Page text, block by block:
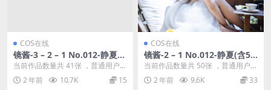
纺写真 [20P] No.002-不知梦
制服 [38P] No.001-不知梦 日
常 [86P]
集 [88P] No.006-生活1 [14P]
No.005-恋爱视频 [2V]
COS在线
镜酱-3 – 2 – 1 No.012-静夏
(含5套) [225P] No.011-2B白
色婚纱 [13P] No.010-龙娘 [9
P] No.009-玛修 [9P] – 制服
当前作品数量共 41张 ，普通用户免
费查看前三张；会员全站免费看：
解锁会员权限镜...
2 年前 10.7K 15
COS在线
镜酱-2 – 1 No.012-静夏(含5
套) [225P] No.011-2B白色婚
纱 [13P] No.010-龙娘 [9P] N
o.009-玛修 [9P] – 制服 [30P]
当前作品数量共 50张 ，普通用户免
费查看前三张；会员全站免费看：
解锁会员权限镜...
2 年前 9.6K 33